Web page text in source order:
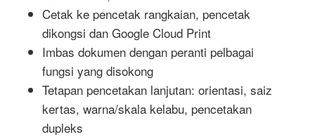
Cetak ke pencetak rangkaian, pencetak
dikongsi dan Google Cloud Print
Imbas dokumen dengan peranti pelbagai
fungsi yang disokong
Tetapan pencetakan lanjutan: orientasi, saiz
kertas, warna/skala kelabu, pencetakan
dupleks